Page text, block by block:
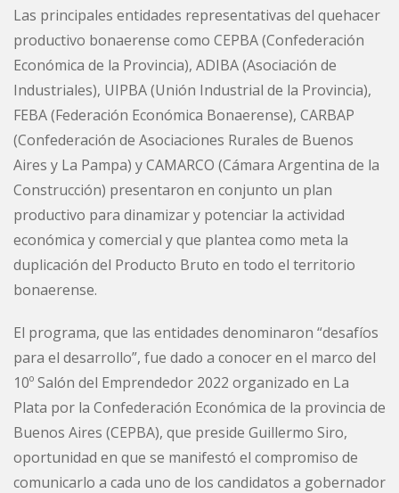
Las principales entidades representativas del quehacer
productivo bonaerense como CEPBA (Confederación
Económica de la Provincia), ADIBA (Asociación de
Industriales), UIPBA (Unión Industrial de la Provincia),
FEBA (Federación Económica Bonaerense), CARBAP
(Confederación de Asociaciones Rurales de Buenos
Aires y La Pampa) y CAMARCO (Cámara Argentina de la
Construcción) presentaron en conjunto un plan
productivo para dinamizar y potenciar la actividad
económica y comercial y que plantea como meta la
duplicación del Producto Bruto en todo el territorio
bonaerense.
El programa, que las entidades denominaron “desafíos
para el desarrollo”, fue dado a conocer en el marco del
10º Salón del Emprendedor 2022 organizado en La
Plata por la Confederación Económica de la provincia de
Buenos Aires (CEPBA), que preside Guillermo Siro,
oportunidad en que se manifestó el compromiso de
comunicarlo a cada uno de los candidatos a gobernador